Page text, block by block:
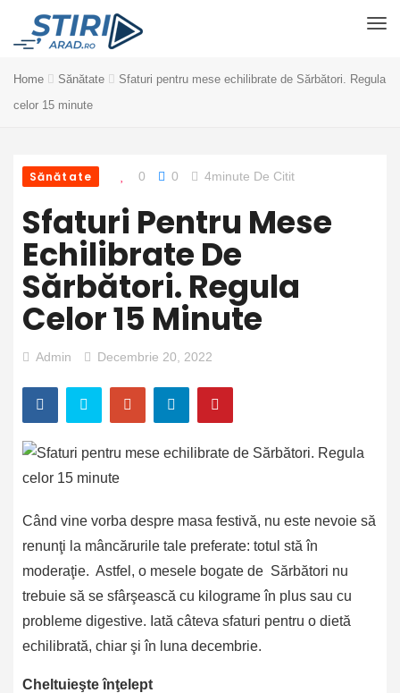
Home Sănătate
Sfaturi pentru mese echilibrate de Sărbători. Regula
celor 15 minute
Sănătate 0 0 4minute De Citit
Sfaturi Pentru Mese
Echilibrate De
Sărbători. Regula
Celor 15 Minute
Admin Decembrie 20, 2022
Când vine vorba despre masa festivă, nu este nevoie să
renunţi la mâncărurile tale preferate: totul stă în
moderaţie. Astfel, o mesele bogate de Sărbători nu
trebuie să se sfârşească cu kilograme în plus sau cu
probleme digestive. Iată câteva sfaturi pentru o dietă
echilibrată, chiar şi în luna decembrie.
Cheltuieşte înţelept